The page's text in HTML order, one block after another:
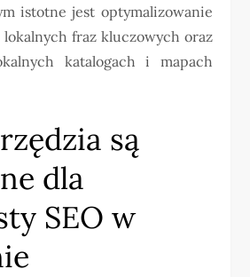
istotne jest optymalizowanie
fraz kluczowych oraz
katalogach i mapach
są
dla
SEO w